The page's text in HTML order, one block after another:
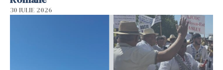
30 IULIE 2026